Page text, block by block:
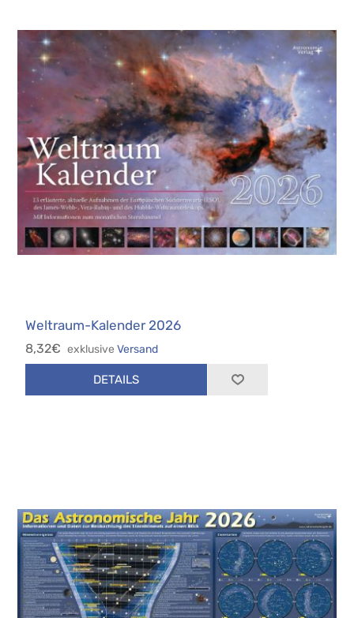
Weltraum-Kalender 2026
8,32€ exklusiveVersand
DETAILS